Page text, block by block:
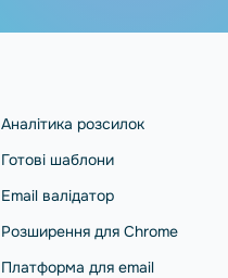
Аналітика розсилок
Готові шаблони
Email валідатор
Розширення для Chrome
Платформа для email